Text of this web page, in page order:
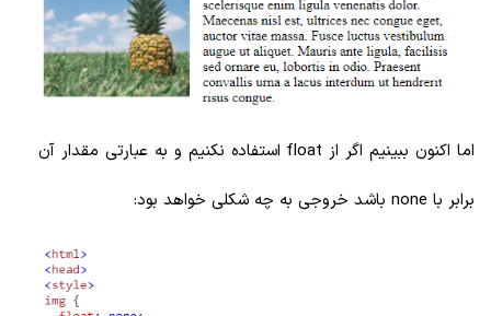
اما اکنون ببینیم اگر از float استفاده نکنیم و به عبارتی مقدار آن
برابر با none باشد خروجی به چه شکلی خواهد بود: